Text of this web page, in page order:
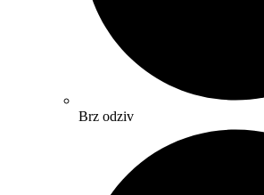
Brz odziv